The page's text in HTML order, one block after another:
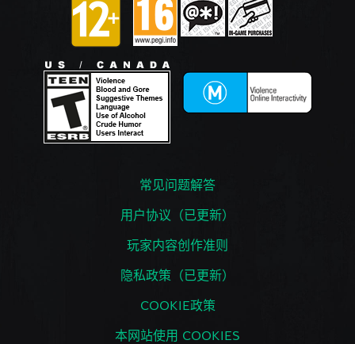
常见问题解答
用户协议（已更新）
玩家内容创作准则
隐私政策（已更新）
COOKIE政策
本网站使用 COOKIES